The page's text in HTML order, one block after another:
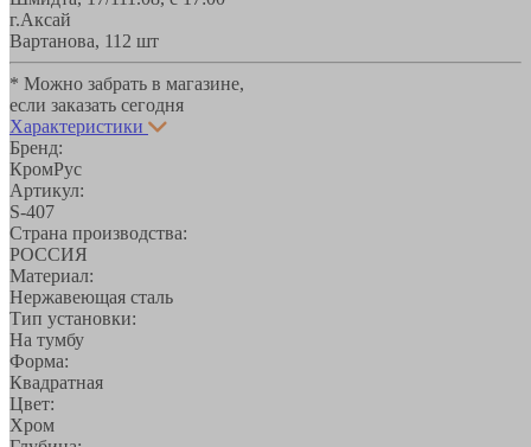
г.Аксай
Вартанова, 11 2 шт
* Можно забрать в магазине,
если заказать сегодня
Характеристики
Бренд:
КромРус
Артикул:
S-407
Страна производства:
РОССИЯ
Материал:
Нержавеющая сталь
Тип установки:
На тумбу
Форма:
Квадратная
Цвет:
Хром